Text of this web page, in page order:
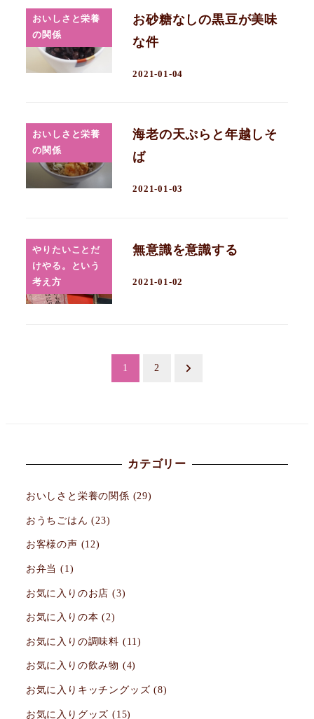
おいしさと栄養
の関係
お砂糖なしの黒豆が美味
な件
2021-01-04
おいしさと栄養
の関係
海老の天ぷらと年越しそ
ば
2021-01-03
やりたいことだ
けやる。という
考え方
無意識を意識する
2021-01-02
ジ
送
り
1 2
カテゴリー
おいしさと栄養の関係 (29)
おうちごはん (23)
お客様の声 (12)
お弁当 (1)
お気に入りのお店 (3)
お気に入りの本 (2)
お気に入りの調味料 (11)
お気に入りの飲み物 (4)
お気に入りキッチングッズ (8)
お気に入りグッズ (15)